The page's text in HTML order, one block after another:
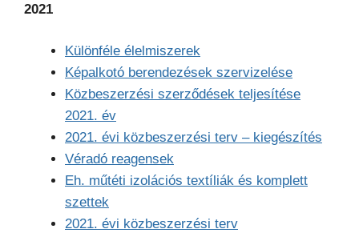
2021
Különféle élelmiszerek
Képalkotó berendezések szervizelése
Közbeszerzési szerződések teljesítése
2021. év
2021. évi közbeszerzési terv – kiegészítés
Véradó reagensek
Eh. műtéti izolációs textíliák és komplett
szettek
2021. évi közbeszerzési terv